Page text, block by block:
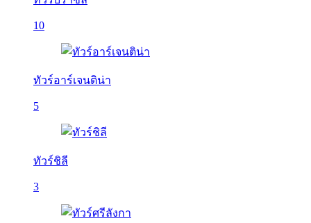
10
ทัวร์อาร์เจนติน่า
5
ทัวร์ชิลี
3